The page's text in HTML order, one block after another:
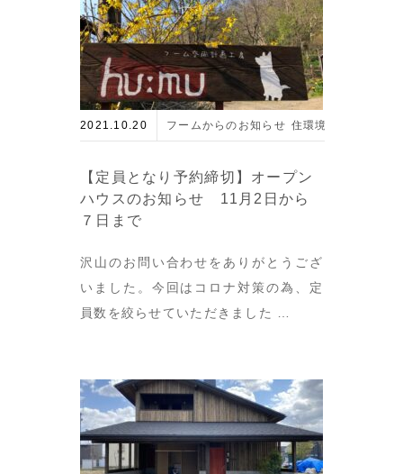
2021.10.20 フームからのお知らせ 住環境とエネルギー
【定員となり予約締切】オープン
ハウスのお知らせ 11月2日から
７日まで
沢山のお問い合わせをありがとうござ
いました。今回はコロナ対策の為、定
員数を絞らせていただきました …